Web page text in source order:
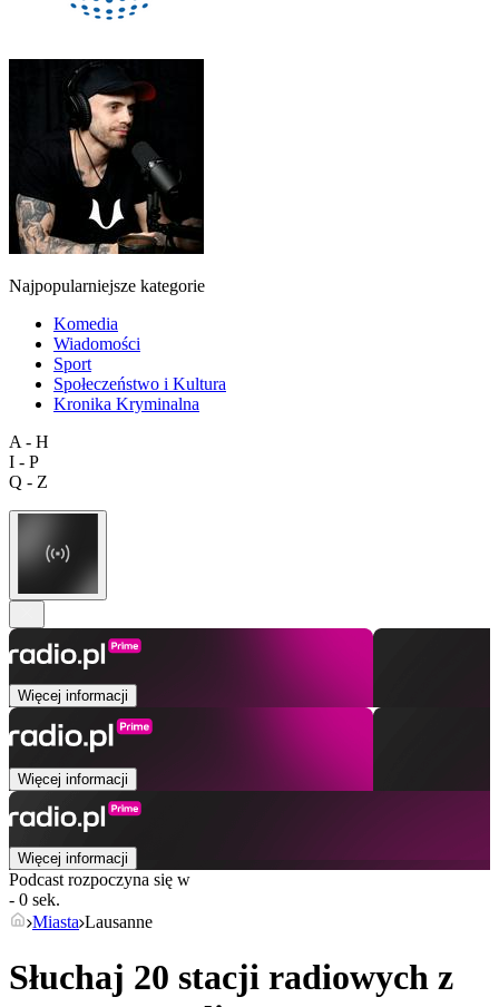
Najpopularniejsze kategorie
Komedia
Wiadomości
Sport
Społeczeństwo i Kultura
Kronika Kryminalna
A - H
I - P
Q - Z
Więcej informacji
Więcej informacji
Więcej informacji
Podcast rozpoczyna się w
- 0 sek.
Miasta Lausanne
Słuchaj 20 stacji radiowych z